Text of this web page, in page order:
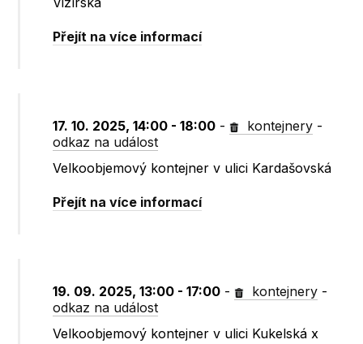
Přejít na více informací
17. 10. 2025, 14:00 - 18:00 - kontejnery -
odkaz na událost
Velkoobjemový kontejner v ulici Kardašovská
Přejít na více informací
19. 09. 2025, 13:00 - 17:00 - kontejnery -
odkaz na událost
Velkoobjemový kontejner v ulici Kukelská x